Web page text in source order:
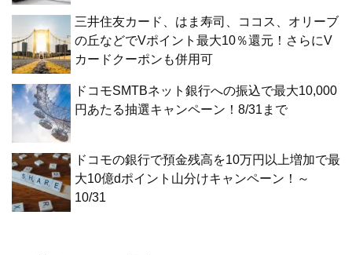
三井住友カード、はま寿司、ココス、オリーブ
の丘などでVポイント最大10％還元！さらにV
カードクーポンも併用可
ドコモSMTBネット銀行への振込で最大10,000
円あたる抽選キャンペーン！8/31まで
ドコモの銀行で預金残高を10万円以上増加で最
大10億dポイント山分けキャンペーン！～
10/31